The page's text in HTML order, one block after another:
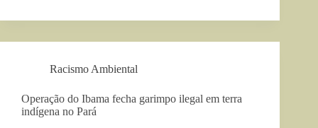
Racismo Ambiental
Operação do Ibama fecha garimpo ilegal em terra
indígena no Pará